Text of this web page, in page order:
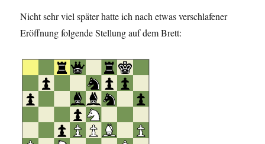
Nicht sehr viel später hatte ich nach etwas verschlafener
Eröffnung folgende Stellung auf dem Brett: